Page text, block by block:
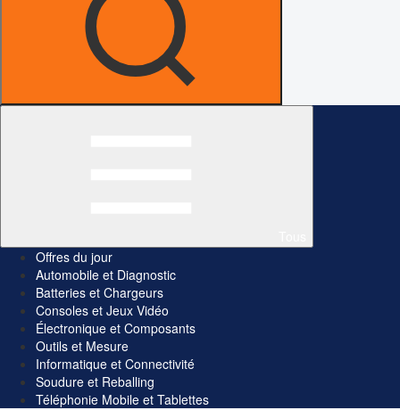
Offres du jour
Automobile et Diagnostic
Batteries et Chargeurs
Consoles et Jeux Vidéo
Électronique et Composants
Outils et Mesure
Informatique et Connectivité
Soudure et Reballing
Téléphonie Mobile et Tablettes